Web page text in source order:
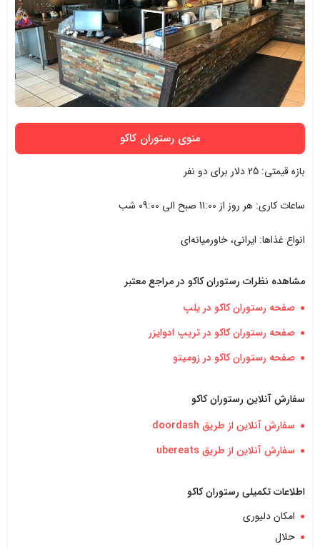
منوی رستوران کاکو
بازه قیمتی: 25 دلار برای دو نفر
ساعات کاری: هر روز از 11:00 صبح الی 09:00 شب
انواع غذاها: ایرانی، خاورمیانه‌ای
مشاهده نظرات رستوران کاکو در مراجع معتبر
صفحه رستوران کاکو در یلپ
صفحه رستوران کاکو در تریپ ادوایزر
صفحه رستوران کاکو در زومیتو
سفارش آنلاین رستوران کاکو
سفارش آنلاین از طریق doordash
سفارش آنلاین از طریق ubereats
اطلاعات تکمیلی رستوران کاکو
امکان دلیوری
حلال